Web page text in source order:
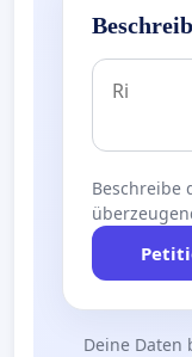
Beschreibe
Deine Daten